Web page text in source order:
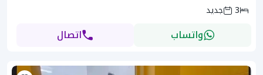
3
جديد
واتساب اتصال